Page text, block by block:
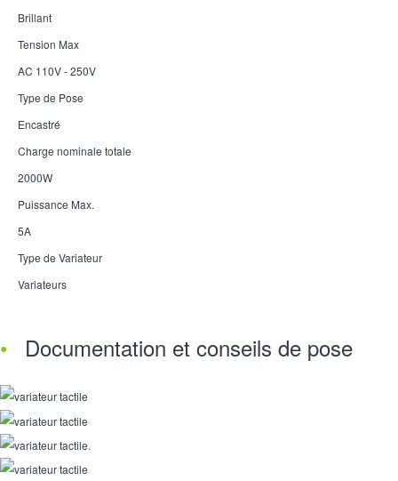
Brillant
Tension Max
AC 110V - 250V
Type de Pose
Encastré
Charge nominale totale
2000W
Puissance Max.
5A
Type de Variateur
Variateurs
Documentation et conseils de pose